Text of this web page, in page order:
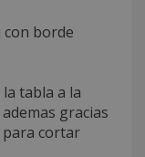
con borde
tabla a la
gracias
para cortar